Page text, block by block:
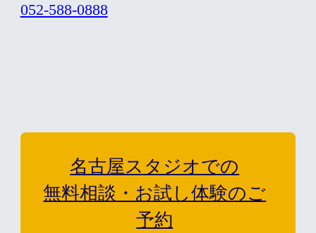
052-588-0888
名古屋スタジオでの
無料相談・お試し体験のご
予約